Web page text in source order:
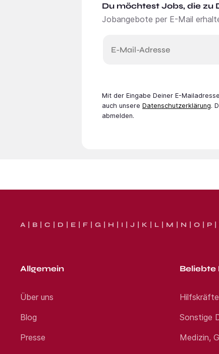
Du möchtest Jobs, die zu
Jobangebote per E-Mail
E-Mail-Adresse
Mit der Eingabe Deiner E-
auch unsere Datenschutzerklärung.
abmelden.
A B C D E F G H I J K L M N O P
Allgemein
Über uns
Blog
Presse
Beliebte
Sonstige
Medizin,